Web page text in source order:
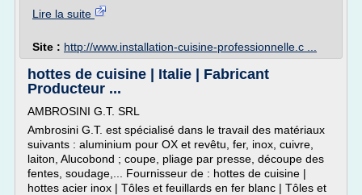
Lire la suite
Site : http://www.installation-cuisine-professionnelle.c ...
hottes de cuisine | Italie | Fabricant
Producteur ...
AMBROSINI G.T. SRL
Ambrosini G.T. est spécialisé dans le travail des matériaux
suivants : aluminium pour OX et revêtu, fer, inox, cuivre,
laiton, Alucobond ; coupe, pliage par presse, découpe des
fentes, soudage,... Fournisseur de : hottes de cuisine |
hottes acier inox | Tôles et feuillards en fer blanc | Tôles et